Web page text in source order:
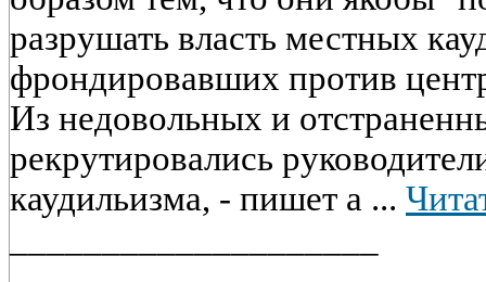
разрушать власть местных
фрондировавших против
Из недовольных и
рекрутировались
каудильизма, - пишет а ...